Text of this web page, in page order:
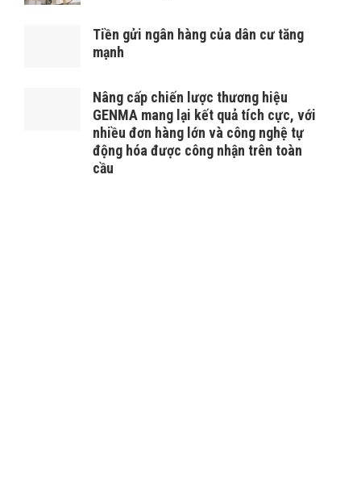
Tiền gửi ngân hàng của dân cư tăng
mạnh
Nâng cấp chiến lược thương hiệu
GENMA mang lại kết quả tích cực, với
nhiều đơn hàng lớn và công nghệ tự
động hóa được công nhận trên toàn
cầu